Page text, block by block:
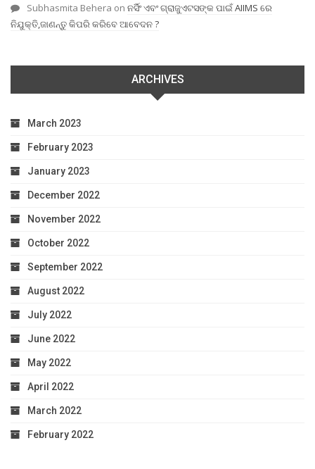
Subhasmita Behera on ନର୍ସିଂ ଏବଂ ଗ୍ରାଜୁଏଟସଙ୍କ ପାଇଁ AIIMS ରେ
ନିଯୁକ୍ତି,ଜାଣନ୍ତୁ କିପରି କରିବେ ଆବେଦନ ?
ARCHIVES
March 2023
February 2023
January 2023
December 2022
November 2022
October 2022
September 2022
August 2022
July 2022
June 2022
May 2022
April 2022
March 2022
February 2022